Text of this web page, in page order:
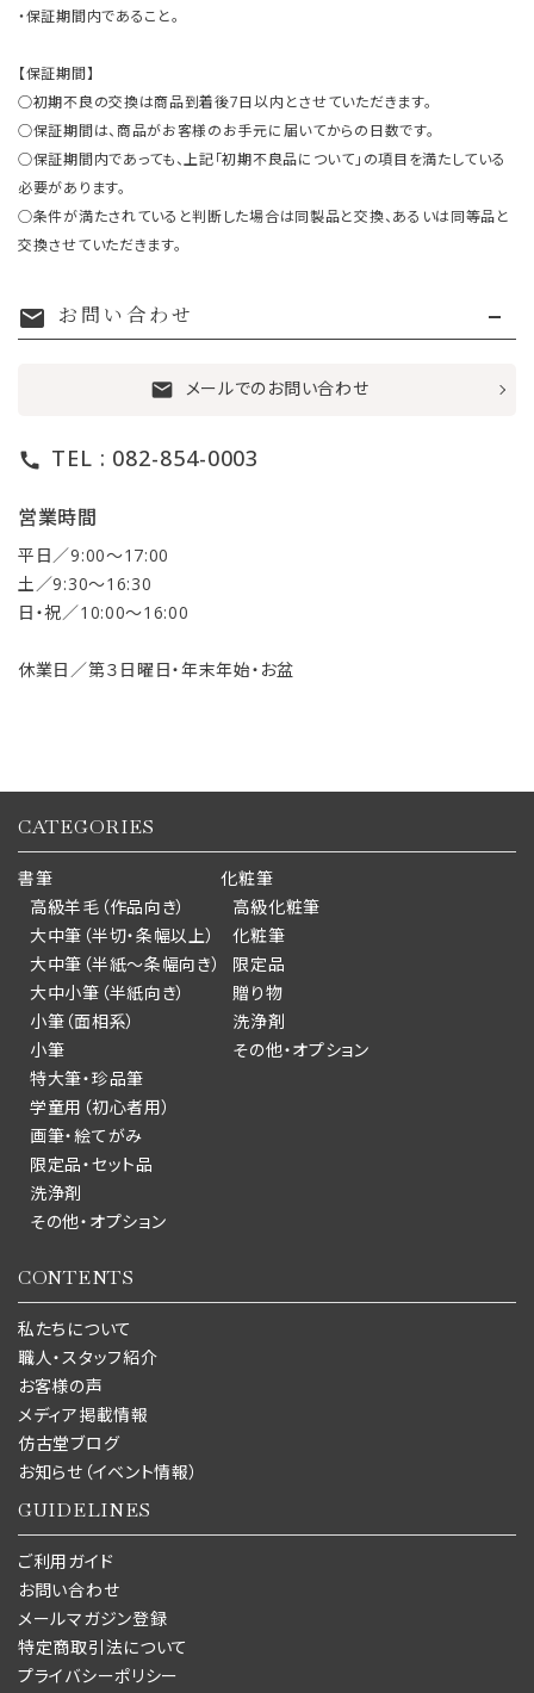
・保証期間内であること。
【保証期間】
○初期不良の交換は商品到着後7日以内とさせていただきます。
○保証期間は、商品がお客様のお手元に届いてからの日数です。
○保証期間内であっても、上記「初期不良品について」の項目を満たしている
必要があります。
○条件が満たされていると判断した場合は同製品と交換、あるいは同等品と
交換させていただきます。
mail お問い合わせ
mail メールでのお問い合わせ
call TEL : 082-854-0003
営業時間
平日／9:00〜17:00
土／9:30〜16:30
日・祝／10:00〜16:00
休業日／第３日曜日・年末年始・お盆
CATEGORIES
書筆
高級羊毛（作品向き）
大中筆（半切・条幅以上）
大中筆（半紙～条幅向き）
大中小筆（半紙向き）
小筆（面相系）
小筆
特大筆・珍品筆
学童用（初心者用）
画筆・絵てがみ
限定品・セット品
洗浄剤
その他・オプション
化粧筆
高級化粧筆
化粧筆
限定品
贈り物
洗浄剤
その他・オプション
CONTENTS
私たちについて
職人・スタッフ紹介
お客様の声
メディア掲載情報
仿古堂ブログ
お知らせ（イベント情報）
GUIDELINES
ご利用ガイド
お問い合わせ
メールマガジン登録
特定商取引法について
プライバシーポリシー